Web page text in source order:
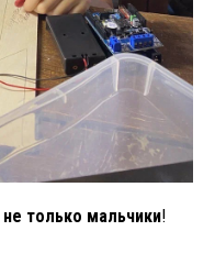
не только мальчики!